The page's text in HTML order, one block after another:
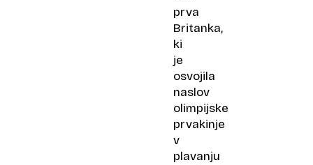
prva
Britanka,
ki
je
osvojila
naslov
olimpijske
prvakinje
v
plavanju